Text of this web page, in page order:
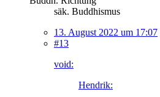
säk. Buddhismus
13. August 2022 um 17:07
#13
void:
Hendrik: